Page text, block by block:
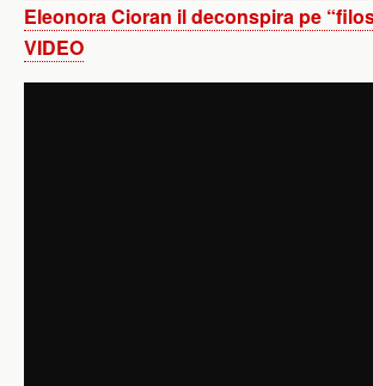
Eleonora Cioran il deconspira pe
VIDEO